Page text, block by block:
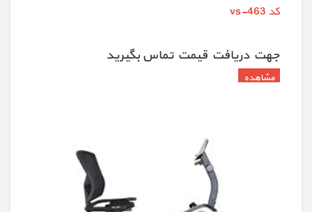
کد vs-463
جهت دريافت قيمت تماس بگيريد